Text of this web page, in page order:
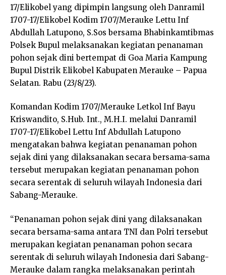
17/Elikobel yang dipimpin langsung oleh Danramil
1707-17/Elikobel Kodim 1707/Merauke Lettu Inf
Abdullah Latupono, S.Sos bersama Bhabinkamtibmas
Polsek Bupul melaksanakan kegiatan penanaman
pohon sejak dini bertempat di Goa Maria Kampung
Bupul Distrik Elikobel Kabupaten Merauke – Papua
Selatan. Rabu (23/8/23).
Komandan Kodim 1707/Merauke Letkol Inf Bayu
Kriswandito, S.Hub. Int., M.H.I. melalui Danramil
1707-17/Elikobel Lettu Inf Abdullah Latupono
mengatakan bahwa kegiatan penanaman pohon
sejak dini yang dilaksanakan secara bersama-sama
tersebut merupakan kegiatan penanaman pohon
secara serentak di seluruh wilayah Indonesia dari
Sabang-Merauke.
“Penanaman pohon sejak dini yang dilaksanakan
secara bersama-sama antara TNI dan Polri tersebut
merupakan kegiatan penanaman pohon secara
serentak di seluruh wilayah Indonesia dari Sabang-
Merauke dalam rangka melaksanakan perintah